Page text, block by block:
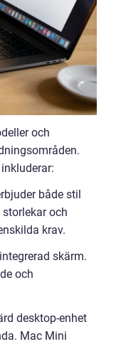
och
både stil
och
krav.
skärm.
och
desktop-enhet
Mac Mini